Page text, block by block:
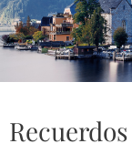
Recuerdos